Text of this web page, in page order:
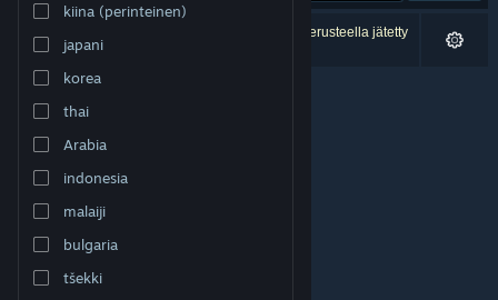
Vaihda kieli
Hanki Steam-mobiilisovellus
Näytä työpöytäsivusto
kiina (perinteinen)
japani
korea
thai
Arabia
indonesia
malaiji
bulgaria
tšekki
0 tulosta vastaa hakuasi. 4 peliä on asetustesi perusteella jätetty
pois.